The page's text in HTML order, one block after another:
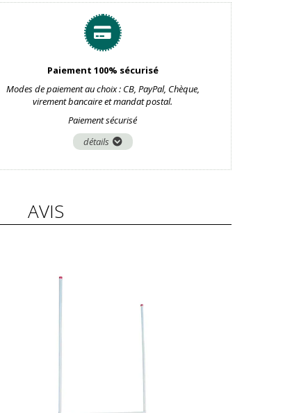
Paiement 100% sécurisé
Modes de paiement au choix : CB, PayPal, Chèque,
virement bancaire et mandat postal.
Paiement sécurisé
détails
AVIS